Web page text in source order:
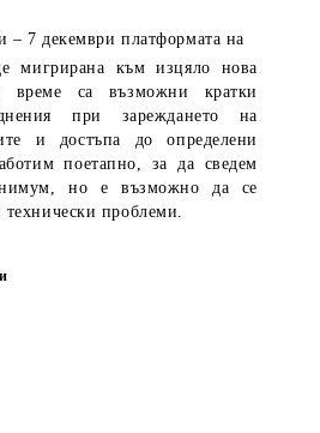
– 7 декември платформата на
мигрирана към изцяло нова
време са възможни кратки
при зареждането на
и достъпа до определени
поетапно, за да сведем
но е възможно да се
технически проблеми.